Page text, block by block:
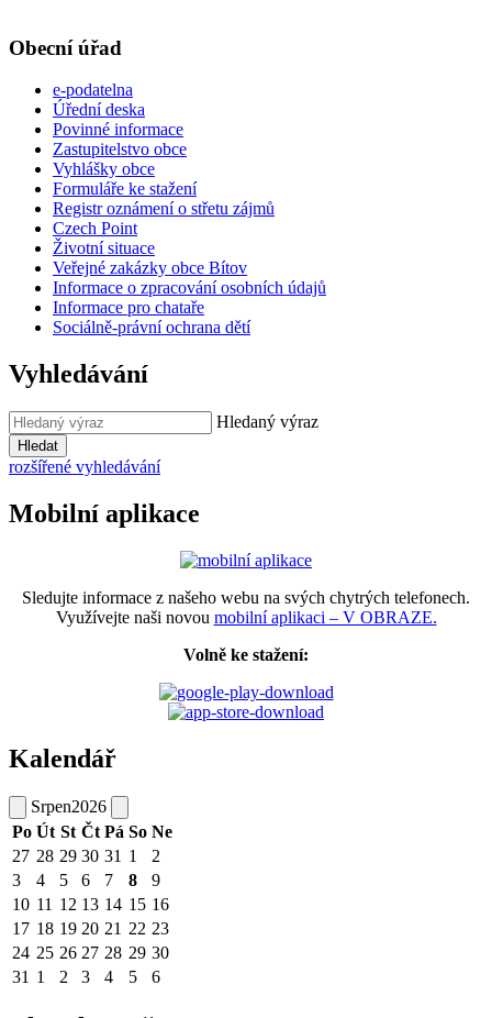
Obecní úřad
e-podatelna
Úřední deska
Povinné informace
Zastupitelstvo obce
Vyhlášky obce
Formuláře ke stažení
Registr oznámení o střetu zájmů
Czech Point
Životní situace
Veřejné zakázky obce Bítov
Informace o zpracování osobních údajů
Informace pro chataře
Sociálně-právní ochrana dětí
Vyhledávání
Hledaný výraz
Hledat
rozšířené vyhledávání
Mobilní aplikace
Sledujte informace z našeho webu na svých chytrých telefonech.
Využívejte naši novou mobilní aplikaci – V OBRAZE.
Volně ke stažení:
Kalendář
Srpen2026
Po Út St Čt Pá So Ne
27 28 29 30 31 1
2
3
4 5 6 7 8
9
10 11 12 13 14 15 16
17 18 19 20 21 22 23
24 25 26 27 28 29 30
31 1 2 3 4 5 6